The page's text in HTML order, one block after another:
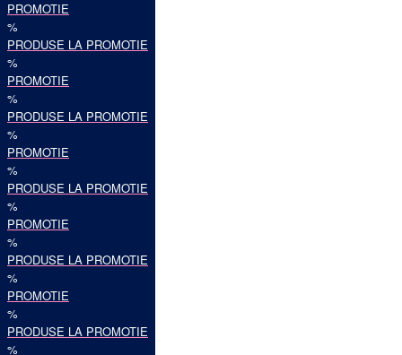
PROMOTIE
%
PRODUSE LA PROMOTIE
%
PROMOTIE
%
PRODUSE LA PROMOTIE
%
PROMOTIE
%
PRODUSE LA PROMOTIE
%
PROMOTIE
%
PRODUSE LA PROMOTIE
%
PROMOTIE
%
PRODUSE LA PROMOTIE
%